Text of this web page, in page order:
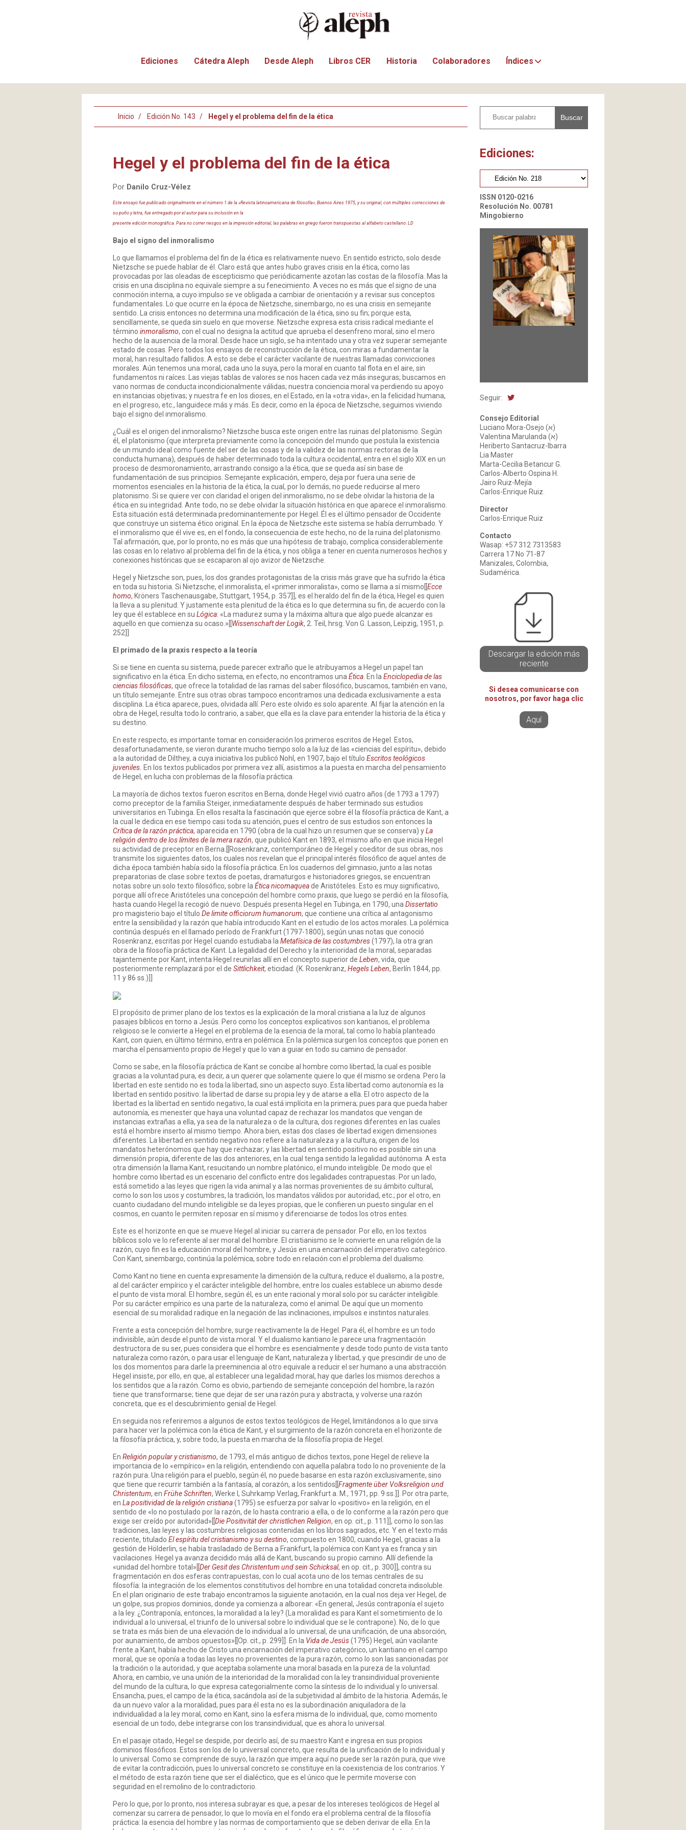
Ediciones Cátedra Aleph Desde Aleph Libros CER Historia Colaboradores Índices
Inicio Edición No. 143 Hegel y el problema del fin de la ética
Hegel y el problema del fin de la ética
Por Danilo Cruz-Vélez
Este ensayo fue publicado originalmente en el número 1 de la «Revista latinoamericana de filosofía», Buenos Aires 1975, y su original, con múltiples correcciones de
su puño y letra, fue entregado por el autor para su inclusión en la
presente edición monográfica. Para no correr riesgos en la impresión editorial, las palabras en griego fueron transpuestas al alfabeto castellano. LD
Bajo el signo del inmoralismo
Lo que llamamos el problema del fin de la ética es relativamente nuevo. En sentido estricto, solo desde
Nietzsche se puede hablar de él. Claro está que antes hubo graves crisis en la ética, como las
provocadas por las oleadas de escepticismo que periódicamente azotan las costas de la filosofía. Mas la
crisis en una disciplina no equivale siempre a su fenecimiento. A veces no es más que el signo de una
conmoción interna, a cuyo impulso se ve obligada a cambiar de orientación y a revisar sus conceptos
fundamentales. Lo que ocurre en la época de Nietzsche, sinembargo, no es una crisis en semejante
sentido. La crisis entonces no determina una modificación de la ética, sino su fin; porque esta,
sencillamente, se queda sin suelo en que moverse. Nietzsche expresa esta crisis radical mediante el
término inmoralismo, con el cual no designa la actitud que aprueba el desenfreno moral, sino el mero
hecho de la ausencia de la moral. Desde hace un siglo, se ha intentado una y otra vez superar semejante
estado de cosas. Pero todos los ensayos de reconstrucción de la ética, con miras a fundamentar la
moral, han resultado fallidos. A esto se debe el carácter vacilante de nuestras llamadas convicciones
morales. Aún tenemos una moral, cada uno la suya, pero la moral en cuanto tal flota en el aire, sin
fundamentos ni raíces. Las viejas tablas de valores se nos hacen cada vez más inseguras; buscamos en
vano normas de conducta incondicionalmente válidas; nuestra conciencia moral va perdiendo su apoyo
en instancias objetivas; y nuestra fe en los dioses, en el Estado, en la «otra vida», en la felicidad humana,
en el progreso, etc., languidece más y más. Es decir, como en la época de Nietzsche, seguimos viviendo
bajo el signo del inmoralismo.
¿Cuál es el origen del inmoralismo? Nietzsche busca este origen entre las ruinas del platonismo. Según
él, el platonismo (que interpreta previamente como la concepción del mundo que postula la existencia
de un mundo ideal como fuente del ser de las cosas y de la validez de las normas rectoras de la
conducta humana), después de haber determinado toda la cultura occidental, entra en el siglo XIX en un
proceso de desmoronamiento, arrastrando consigo a la ética, que se queda así sin base de
fundamentación de sus principios. Semejante explicación, empero, deja por fuera una serie de
momentos esenciales en la historia de la ética, la cual, por lo demás, no puede reducirse al mero
platonismo. Si se quiere ver con claridad el origen del inmoralismo, no se debe olvidar la historia de la
ética en su integridad. Ante todo, no se debe olvidar la situación histórica en que aparece el inmoralismo.
Esta situación está determinada predominantemente por Hegel. Él es el último pensador de Occidente
que construye un sistema ético original. En la época de Nietzsche este sistema se había derrumbado. Y
el inmoralismo que él vive es, en el fondo, la consecuencia de este hecho, no de la ruina del platonismo.
Tal afirmación, que, por lo pronto, no es más que una hipótesis de trabajo, complica considerablemente
las cosas en lo relativo al problema del fin de la ética, y nos obliga a tener en cuenta numerosos hechos y
conexiones históricas que se escaparon al ojo avizor de Nietzsche.
Hegel y Nietzsche son, pues, los dos grandes protagonistas de la crisis más grave que ha sufrido la ética
en toda su historia. Si Nietzsche, el inmoralista, el «primer inmoralista», como se llama a sí mismo[[ Ecce
homo, Kröners Taschenausgabe, Stuttgart, 1954, p. 357]], es el heraldo del fin de la ética, Hegel es quien
la lleva a su plenitud. Y justamente esta plenitud de la ética es lo que determina su fin, de acuerdo con la
ley que él establece en su Lógica: «La madurez suma y la máxima altura que algo puede alcanzar es
aquello en que comienza su ocaso.»[[ Wissenschaft der Logik, 2. Teil, hrsg. Von G. Lasson, Leipzig, 1951, p.
252]]
El primado de la praxis respecto a la teoría
Si se tiene en cuenta su sistema, puede parecer extraño que le atribuyamos a Hegel un papel tan
significativo en la ética. En dicho sistema, en efecto, no encontramos una Ética. En la Enciclopedia de las
ciencias filosóficas, que ofrece la totalidad de las ramas del saber filosófico, buscamos, también en vano,
un título semejante. Entre sus otras obras tampoco encontramos una dedicada exclusivamente a esta
disciplina. La ética aparece, pues, olvidada allí. Pero este olvido es solo aparente. Al fijar la atención en la
obra de Hegel, resulta todo lo contrario, a saber, que ella es la clave para entender la historia de la ética y
su destino.
En este respecto, es importante tomar en consideración los primeros escritos de Hegel. Estos,
desafortunadamente, se vieron durante mucho tiempo solo a la luz de las «ciencias del espíritu», debido
a la autoridad de Dilthey, a cuya iniciativa los publicó Nohl, en 1907, bajo el título Escritos teológicos
juveniles. En los textos publicados por primera vez allí, asistimos a la puesta en marcha del pensamiento
de Hegel, en lucha con problemas de la filosofía práctica.
La mayoría de dichos textos fueron escritos en Berna, donde Hegel vivió cuatro años (de 1793 a 1797)
como preceptor de la familia Steiger, inmediatamente después de haber terminado sus estudios
universitarios en Tubinga. En ellos resalta la fascinación que ejerce sobre él la filosofía práctica de Kant, a
la cual le dedica en ese tiempo casi toda su atención, pues el centro de sus estudios son entonces la
Crítica de la razón práctica, aparecida en 1790 (obra de la cual hizo un resumen que se conserva) yLa
religión dentro de los límites de la mera razón, que publicó Kant en 1893, el mismo año en que inicia Hegel
su actividad de preceptor en Berna.[[Rosenkranz, contemporáneo de Hegel y coeditor de sus obras, nos
transmite los siguientes datos, los cuales nos revelan que el principal interés filosófico de aquel antes de
dicha época también había sido la filosofía práctica. En los cuadernos del gimnasio, junto a las notas
preparatorias de clase sobre textos de poetas, dramaturgos e historiadores griegos, se encuentran
notas sobre un solo texto filosófico, sobre la Ética nicomaqueade Aristóteles. Esto es muy significativo,
porque allí ofrece Aristóteles una concepción del hombre como praxis, que luego se perdió en la filosofía,
hasta cuando Hegel la recogió de nuevo. Después presenta Hegel en Tubinga, en 1790, una Dissertatio
pro magisterio bajo el título De limite officiorum humanorum, que contiene una crítica al antagonismo
entre la sensibilidad y la razón que había introducido Kant en el estudio de los actos morales. La polémica
continúa después en el llamado período de Frankfurt (1797-1800), según unas notas que conoció
Rosenkranz, escritas por Hegel cuando estudiaba la Metafísica de las costumbres(1797), la otra gran
obra de la filosofía práctica de Kant. La legalidad del Derecho y la interioridad de la moral, separadas
tajantemente por Kant, intenta Hegel reunirlas allí en el concepto superior de Leben, vida, que
posteriormente remplazará por el de Sittlichkeit, eticidad. (K. Rosenkranz, Hegels Leben, Berlín 1844, pp.
11 y 86 ss.)]]
El propósito de primer plano de los textos es la explicación de la moral cristiana a la luz de algunos
pasajes bíblicos en torno a Jesús. Pero como los conceptos explicativos son kantianos, el problema
religioso se le convierte a Hegel en el problema de la esencia de la moral, tal como lo había planteado
Kant, con quien, en último término, entra en polémica. En la polémica surgen los conceptos que ponen en
marcha el pensamiento propio de Hegel y que lo van a guiar en todo su camino de pensador.
Como se sabe, en la filosofía práctica de Kant se concibe al hombre como libertad, la cual es posible
gracias a la voluntad pura, es decir, a un querer que solamente quiere lo que él mismo se ordena. Pero la
libertad en este sentido no es toda la libertad, sino un aspecto suyo. Esta libertad como autonomía es la
libertad en sentido positivo: la libertad de darse su propia ley y de atarse a ella. El otro aspecto de la
libertad es la libertad en sentido negativo, la cual está implícita en la primera; pues para que pueda haber
autonomía, es menester que haya una voluntad capaz de rechazar los mandatos que vengan de
instancias extrañas a ella, ya sea de la naturaleza o de la cultura, dos regiones diferentes en las cuales
está el hombre inserto al mismo tiempo. Ahora bien, estas dos clases de libertad exigen dimensiones
diferentes. La libertad en sentido negativo nos refiere a la naturaleza y a la cultura, origen de los
mandatos heterónomos que hay que rechazar; y las libertad en sentido positivo no es posible sin una
dimensión propia, diferente de las dos anteriores, en la cual tenga sentido la legalidad autónoma. A esta
otra dimensión la llama Kant, resucitando un nombre platónico, el mundo inteligible. De modo que el
hombre como libertad es un escenario del conflicto entre dos legalidades contrapuestas. Por un lado,
está sometido a las leyes que rigen la vida animal y a las normas provenientes de su ámbito cultural,
como lo son los usos y costumbres, la tradición, los mandatos válidos por autoridad, etc.; por el otro, en
cuanto ciudadano del mundo inteligible se da leyes propias, que le confieren un puesto singular en el
cosmos, en cuanto le permiten reposar en sí mismo y diferenciarse de todos los otros entes.
Este es el horizonte en que se mueve Hegel al iniciar su carrera de pensador. Por ello, en los textos
bíblicos solo ve lo referente al ser moral del hombre. El cristianismo se le convierte en una religión de la
razón, cuyo fin es la educación moral del hombre, y Jesús en una encarnación del imperativo categórico.
Con Kant, sinembargo, continúa la polémica, sobre todo en relación con el problema del dualismo.
Como Kant no tiene en cuenta expresamente la dimensión de la cultura, reduce el dualismo, a la postre,
al del carácter empírico y el carácter inteligible del hombre, entre los cuales establece un abismo desde
el punto de vista moral. El hombre, según él, es un ente racional y moral solo por su carácter inteligible.
Por su carácter empírico es una parte de la naturaleza, como el animal. De aquí que un momento
esencial de su moralidad radique en la negación de las inclinaciones, impulsos e instintos naturales.
Frente a esta concepción del hombre, surge reactivamente la de Hegel. Para él, el hombre es un todo
indivisible, aún desde el punto de vista moral. Y el dualismo kantiano le parece una fragmentación
destructora de su ser, pues considera que el hombre es esencialmente y desde todo punto de vista tanto
naturaleza como razón, o para usar el lenguaje de Kant, naturaleza y libertad, y que prescindir de uno de
los dos momentos para darle la preeminencia al otro equivale a reducir el ser humano a una abstracción.
Hegel insiste, por ello, en que, al establecer una legalidad moral, hay que darles los mismos derechos a
los sentidos que a la razón. Como es obvio, partiendo de semejante concepción del hombre, la razón
tiene que transformarse; tiene que dejar de ser una razón pura y abstracta, y volverse una razón
concreta, que es el descubrimiento genial de Hegel.
En seguida nos referiremos a algunos de estos textos teológicos de Hegel, limitándonos a lo que sirva
para hacer ver la polémica con la ética de Kant, y el surgimiento de la razón concreta en el horizonte de
la filosofía práctica, y, sobre todo, la puesta en marcha de la filosofía propia de Hegel.
En Religión popular y cristianismo, de 1793, el más antiguo de dichos textos, pone Hegel de relieve la
importancia de lo «empírico» en la religión, entendiendo con aquella palabra todo lo no proveniente de la
razón pura. Una religión para el pueblo, según él, no puede basarse en esta razón exclusivamente, sino
que tiene que recurrir también a la fantasía, al corazón, a los sentidos[[ Fragmente über Volksreligion und
Christentum, en Frühe Schriften, Werke I, Suhrkamp Verlag, Frankfurt a. M., 1971, pp. 9 ss.]]. Por otra parte,
en La positividad de la religión cristiana(1795) se esfuerza por salvar lo «positivo» en la religión, en el
sentido de «lo no postulado por la razón, de lo hasta contrario a ella, o de lo conforme a la razón pero que
exige ser creído por autoridad»[[ Die Positivität der christlichen Religion, en op. cit., p. 111]], como lo son las
tradiciones, las leyes y las costumbres religiosas contenidas en los libros sagrados, etc. Y en el texto más
reciente, titulado El espíritu del cristianismo y su destino, compuesto en 1800, cuando Hegel, gracias a la
gestión de Hölderlin, se había trasladado de Berna a Frankfurt, la polémica con Kant ya es franca y sin
vacilaciones. Hegel ya avanza decidido más allá de Kant, buscando su propio camino. Allí defiende la
«unidad del hombre total»[[ Der Gesit des Christentum und sein Schicksal, en op. cit., p. 300]], contra su
fragmentación en dos esferas contrapuestas, con lo cual acota uno de los temas centrales de su
filosofía: la integración de los elementos constitutivos del hombre en una totalidad concreta indisoluble.
En el plan originario de este trabajo encontramos la siguiente anotación, en la cual nos deja ver Hegel, de
un golpe, sus propios dominios, donde ya comienza a alborear: «En general, Jesús contraponía el sujeto
a la ley. ¿Contraponía, entonces, la moralidad a la ley? (La moralidad es para Kant el sometimiento de lo
individual a lo universal, el triunfo de lo universal sobre lo individual que se le contrapone). No, de lo que
se trata es más bien de una elevación de lo individual a lo universal, de una unificación, de una absorción,
por aunamiento, de ambos opuestos»[[Op. cit., p. 299]]. En la Vida de Jesús(1795) Hegel, aún vacilante
frente a Kant, había hecho de Cristo una encarnación del imperativo categórico, un kantiano en el campo
moral, que se oponía a todas las leyes no provenientes de la pura razón, como lo son las sancionadas por
la tradición o la autoridad, y que aceptaba solamente una moral basada en la pureza de la voluntad.
Ahora, en cambio, ve una unión de la interioridad de la moralidad con la ley transindividual proveniente
del mundo de la cultura, lo que expresa categorialmente como la síntesis de lo individual y lo universal.
Ensancha, pues, el campo de la ética, sacándola así de la subjetividad al ámbito de la historia. Además, le
da un nuevo valor a la moralidad, pues para él esta no es la subordinación aniquiladora de la
individualidad a la ley moral, como en Kant, sino la esfera misma de lo individual, que, como momento
esencial de un todo, debe integrarse con los transindividual, que es ahora lo universal.
En el pasaje citado, Hegel se despide, por decirlo así, de su maestro Kant e ingresa en sus propios
dominios filosóficos. Estos son los de lo universal concreto, que resulta de la unificación de lo individual y
lo universal. Como se comprende de suyo, la razón que impera aquí no puede ser la razón pura, que vive
de evitar la contradicción, pues lo universal concreto se constituye en la coexistencia de los contrarios. Y
el método de esta razón tiene que ser el dialéctico, que es el único que le permite moverse con
seguridad en el remolino de lo contradictorio.
Pero lo que, por lo pronto, nos interesa subrayar es que, a pesar de los intereses teológicos de Hegel al
comenzar su carrera de pensador, lo que lo movía en el fondo era el problema central de la filosofía
práctica: la esencia del hombre y las normas de comportamiento que se deben derivar de ella. En la
Buscar
Ediciones:
ISSN 0120-0216
Resolución No. 00781
Mingobierno
Seguir:
Consejo Editorial
Luciano Mora-Osejo (א)
Valentina Marulanda (א)
Heriberto Santacruz-Ibarra
Lia Master
Marta-Cecilia Betancur G.
Carlos-Alberto Ospina H.
Jairo Ruiz-Mejía
Carlos-Enrique Ruiz.
Director
Carlos-Enrique Ruiz
Contacto
Wasap: +57 312 7313583
Carrera 17 No 71-87
Manizales, Colombia,
Sudamérica.
Descargar la edición más
reciente
Si desea comunicarse con
nosotros, por favor haga clic
Aquí